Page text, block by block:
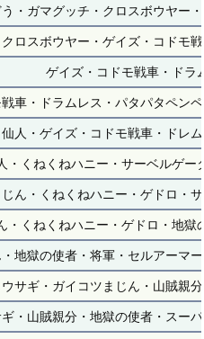
・ガマグッチ・クロスボウヤー
ロスボウヤー・ゲイズ・コドモ
ゲイズ・コドモ戦車・ドラ
車・ドラムレス・パタパタペン
人・ゲイズ・コドモ戦車・ドレ
・くねくねハニー・サーベルゲ
ん・くねくねハニー・ゲドロ・
・くねくねハニー・ゲドロ・地
地獄の使者・将軍・セルアーマ
サギ・ガイコツまじん・山賊親
・山賊親分・地獄の使者・スー